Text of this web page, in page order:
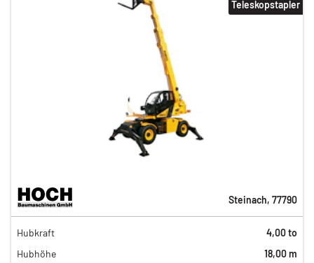
353,00 €
294,00 €
245,00 €
Teleskopstapler
Steinach, 77790
Hubkraft
4,00 to
Hubhöhe
18,00 m